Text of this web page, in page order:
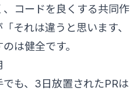
コードを良くする共同作
それは違うと思います、
は健全です。
も、3日放置されたPRは